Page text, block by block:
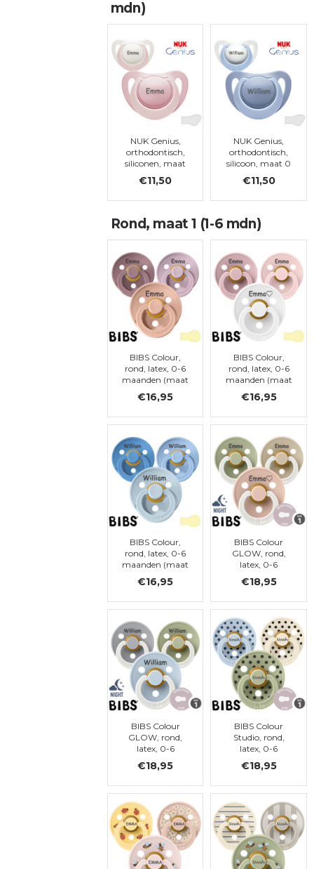
mdn)
NUK Genius,
orthodontisch,
siliconen, maat
0
€11,50
NUK Genius,
orthodontisch,
silicoon, maat 0
€11,50
Rond, maat 1 (1-6 mdn)
BIBS Colour,
rond, latex, 0-6
maanden (maat
€16,95
BIBS Colour,
rond, latex, 0-6
maanden (maat
€16,95
BIBS Colour,
rond, latex, 0-6
maanden (maat
€16,95
BIBS Colour
GLOW, rond,
latex, 0-6
1)
€18,95
BIBS Colour
GLOW, rond,
latex, 0-6
maanden (maat
1)
€18,95
BIBS Colour
Studio, rond,
latex, 0-6
maanden (maat
1)
€18,95